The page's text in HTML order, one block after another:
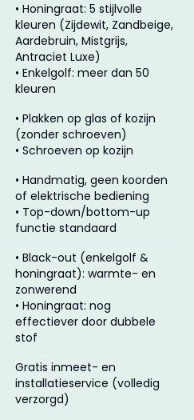
• Honingraat: 5 stijlvolle
kleuren (Zijdewit, Zandbeige,
Aardebruin, Mistgrijs,
Antraciet Luxe)
• Enkelgolf: meer dan 50
kleuren
• Plakken op glas of kozijn
(zonder schroeven)
• Schroeven op kozijn
• Handmatig, geen koorden
of elektrische bediening
• Top-down/bottom-up
functie standaard
• Black-out (enkelgolf &
honingraat): warmte- en
zonwerend
• Honingraat: nog
effectiever door dubbele
stof
Gratis inmeet- en
installatieservice (volledig
verzorgd)